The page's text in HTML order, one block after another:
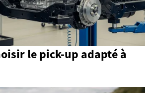
le pick-up adapté à